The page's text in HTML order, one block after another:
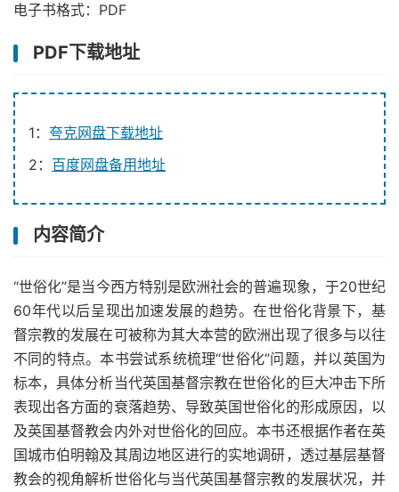
电子书格式：PDF
PDF下载地址
1： 夸克网盘下载地址
2： 百度网盘备用地址
内容简介
“世俗化”是当今西方特别是欧洲社会的普遍现象，于20世纪
60年代以后呈现出加速发展的趋势。在世俗化背景下，基
督宗教的发展在可被称为其大本营的欧洲出现了很多与以往
不同的特点。本书尝试系统梳理“世俗化”问题，并以英国为
标本，具体分析当代英国基督宗教在世俗化的巨大冲击下所
表现出各方面的衰落趋势、导致英国世俗化的形成原因，以
及英国基督教会内外对世俗化的回应。本书还根据作者在英
国城市伯明翰及其周边地区进行的实地调研，透过基层基督
教会的视角解析世俗化与当代英国基督宗教的发展状况，并